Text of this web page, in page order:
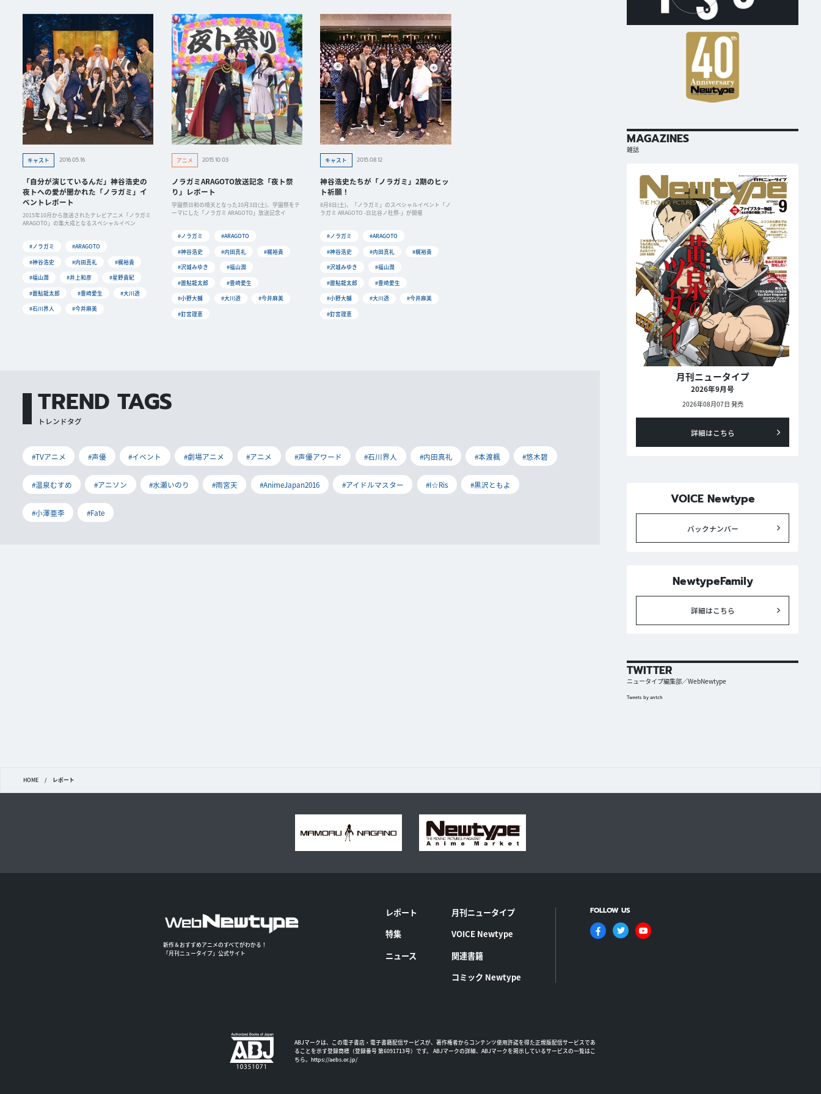
キャスト 2016.05.16
「自分が演じているんだ」神谷浩史の
夜トへの愛が聞かれた「ノラガミ」イ
ベントレポート
2015年10月から放送されたテレビアニメ「ノラガミ
ARAGOTO」の集大成となるスペシャルイベン
#ノラガミ
#ARAGOTO
#神谷浩史
#内田真礼
#梶裕貴
#福山潤
#井上和彦
#星野貴紀
#置鮎龍太郎
#豊崎愛生
#大川透
#石川界人
#今井麻美
アニメ 2015.10.03
ノラガミARAGOTO放送記念「夜ト祭
り」レポート
学園祭日和の晴天となった10月3日(土)、学園祭をテ
ーマにした「ノラガミ ARAGOTO」放送記念イ
#ノラガミ
#ARAGOTO
#神谷浩史
#内田真礼
#梶裕貴
#沢城みゆき
#福山潤
#置鮎龍太郎
#豊崎愛生
#小野大輔
#大川透
#今井麻美
#釘宮理恵
キャスト 2015.08.12
神谷浩史たちが「ノラガミ」2期のヒッ
ト祈願！
8月8日(土)、「ノラガミ」のスペシャルイベント「ノ
ラガミ ARAGOTO -日比谷ノ杜祭-」が開催
#ノラガミ
#ARAGOTO
#神谷浩史
#内田真礼
#梶裕貴
#沢城みゆき
#福山潤
#置鮎龍太郎
#豊崎愛生
#小野大輔
#大川透
#今井麻美
#釘宮理恵
TREND TAGS
トレンドタグ
#TVアニメ #声優 #イベント #劇場アニメ #アニメ #声優アワード #石川界人 #内田真礼 #本渡楓 #悠木碧
#温泉むすめ #アニソン #水瀬いのり #雨宮天 #AnimeJapan2016 #アイドルマスター #I☆Ris #黒沢ともよ
#小澤亜李 #Fate
MAGAZINES
雑誌
月刊ニュータイプ
2026年9月号
2026年08月07日 発売
詳細はこちら
VOICE Newtype
バックナンバー
NewtypeFamily
詳細はこちら
TWITTER
ニュータイプ編集部／WebNewtype
Tweets by antch
HOME / レポート
新作＆おすすめアニメのすべてがわかる！
「月刊ニュータイプ」公式サイト
レポート
特集
ニュース
月刊ニュータイプ
VOICE Newtype
関連書籍
コミック Newtype
FOLLOW US
ABJマークは、この電子書店・電子書籍配信サービスが、著作権者からコンテンツ使用許諾を得た正規版配信サービスであ
ることを示す登録商標（登録番号 第6091713号）です。 ABJマークの詳細、ABJマークを掲示しているサービスの一覧はこ
ちら。 https://aebs.or.jp/